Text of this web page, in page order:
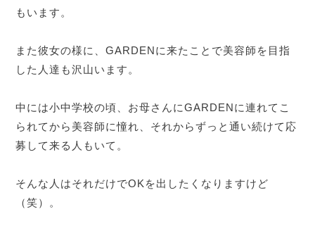
もいます。
また彼女の様に、GARDENに来たことで美容師を目指
した人達も沢山います。
中には小中学校の頃、お母さんにGARDENに連れてこ
られてから美容師に憧れ、それからずっと通い続けて応
募して来る人もいて。
そんな人はそれだけでOKを出したくなりますけど
（笑）。